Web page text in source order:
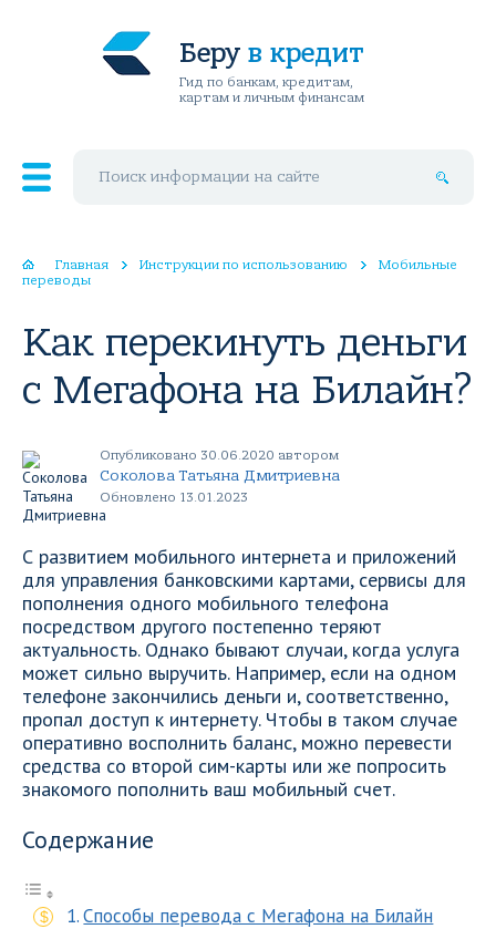
Беру в кредит
Гид по банкам, кредитам,
картам и личным финансам
Главная Инструкции по использованию
Мобильные
переводы
Как перекинуть деньги
с Мегафона на Билайн?
Опубликовано 30.06.2020 автором
Соколова Татьяна Дмитриевна
Обновлено 13.01.2023
С развитием мобильного интернета и приложений
для управления банковскими картами, сервисы для
пополнения одного мобильного телефона
посредством другого постепенно теряют
актуальность. Однако бывают случаи, когда услуга
может сильно выручить. Например, если на одном
телефоне закончились деньги и, соответственно,
пропал доступ к интернету. Чтобы в таком случае
оперативно восполнить баланс, можно перевести
средства со второй сим-карты или же попросить
знакомого пополнить ваш мобильный счет.
Содержание
Способы перевода с Мегафона на Билайн